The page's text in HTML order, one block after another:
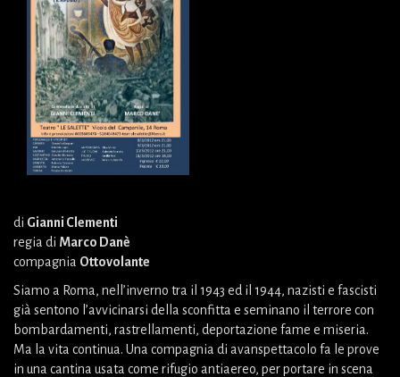
di Gianni Clementi
regia di Marco Danè
compagnia Ottovolante
Siamo a Roma, nell’inverno tra il 1943 ed il 1944, nazisti e fascisti
già sentono l’avvicinarsi della sconfitta e seminano il terrore con
bombardamenti, rastrellamenti, deportazione fame e miseria.
Ma la vita continua. Una compagnia di avanspettacolo fa le prove
in una cantina usata come rifugio antiaereo, per portare in scena